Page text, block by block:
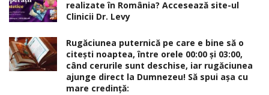
realizate în România? Accesează site-ul
Clinicii Dr. Levy
Rugăciunea puternică pe care e bine să o
citești noaptea, între orele 00:00 și 03:00,
când cerurile sunt deschise, iar rugăciunea
ajunge direct la Dumnezeu! Să spui așa cu
mare credință: